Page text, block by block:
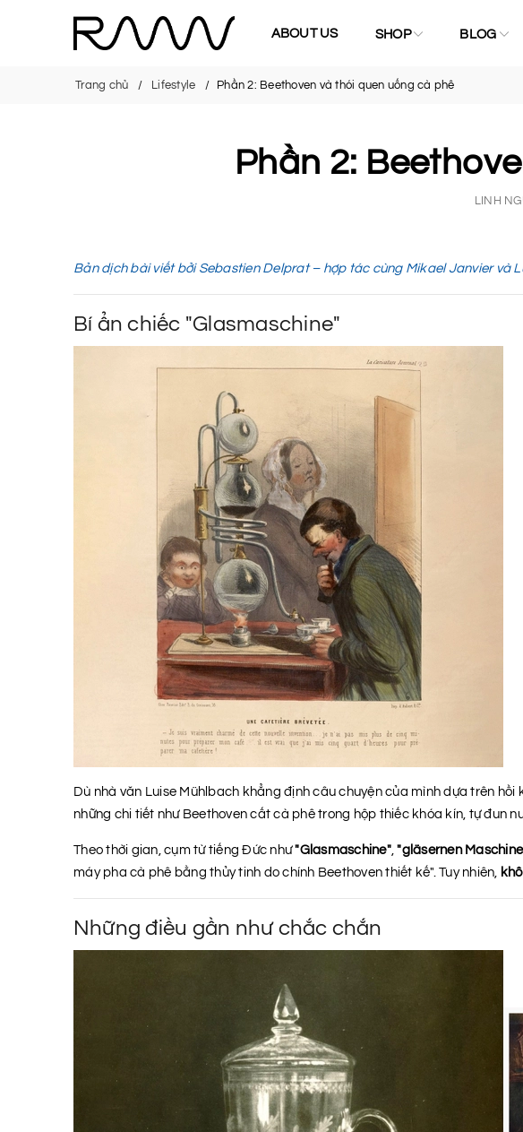
ABOUT US SHOP BLOG
Trang chủ Lifestyle Phần 2: Beethoven và thói quen uống cà phê
Phần 2:
LINH
Bản dịch bài viết bởi Sebastien Delprat – hợp tác cùng Mikael Janvier và
Bí ẩn chiếc "Glasmaschine"
Dù nhà văn Luise Mühlbach khẳng định câu chuyện của mình dựa trên
những chi tiết như Beethoven cất cà phê trong hộp thiếc khóa kín, tự đun
Theo thời gian, cụm từ tiếng Đức như"Glasmaschine","gläsernen
máy pha cà phê bằng thủy tinh do chính Beethoven thiết kế". Tuy nhiên,
Những điều gần như chắc chắn